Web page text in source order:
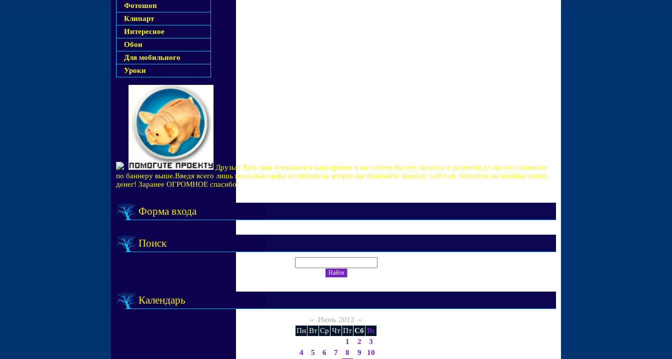
Фотошоп
Клипарт
Интересное
Обои
Для мобильного
Уроки
Друзья! Если вам понравился наш проект и вы хотели бы ему помочь в развитии,то просто кликните
по баннеру выше.Введя всего лишь несколько цифр и ответив на вопрос,вы поможете нашему сайту,не потратив ни копейки своих
денег! Заранее ОГРОМНОЕ спасибо!
Форма входа
Поиск
Календарь
« Июнь 2012
»
Пн Вт Ср Чт Пт Сб Вс
1
2
3
4
5 6 7 8 9
10